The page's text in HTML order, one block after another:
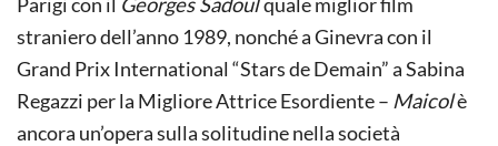
straniero dell’anno 1989, nonché a Ginevra con il
Grand Prix International “Stars de Demain” a Sabina
Regazzi per la Migliore Attrice Esordiente – Maicolè
ancora un’opera sulla solitudine nella società